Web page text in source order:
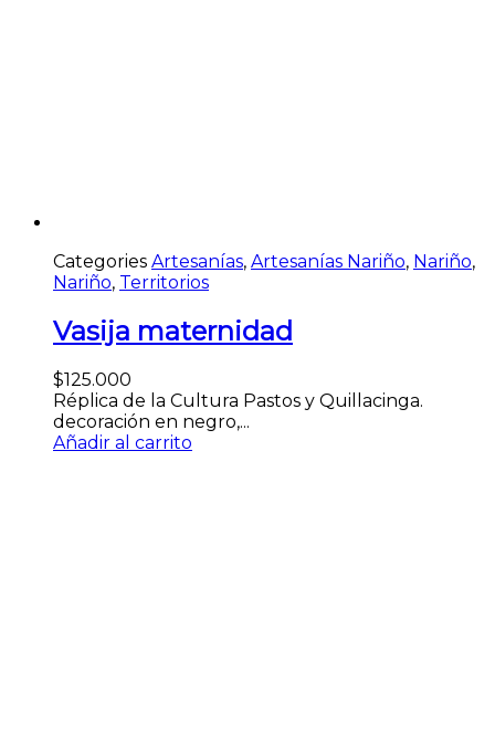
Categories Artesanías, Artesanías Nariño, Nariño,
Nariño, Territorios
Vasija maternidad
$125.000
Réplica de la Cultura Pastos y Quillacinga.
decoración en negro,...
Añadir al carrito